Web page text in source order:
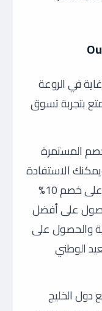
في الروعة
بتجربة تسوق
المستمرة
الاستفادة
من هذه الخصومات بالحصول على خصم 10%
على أفضل
والحصول على
العيد الوطني
دول الخليج